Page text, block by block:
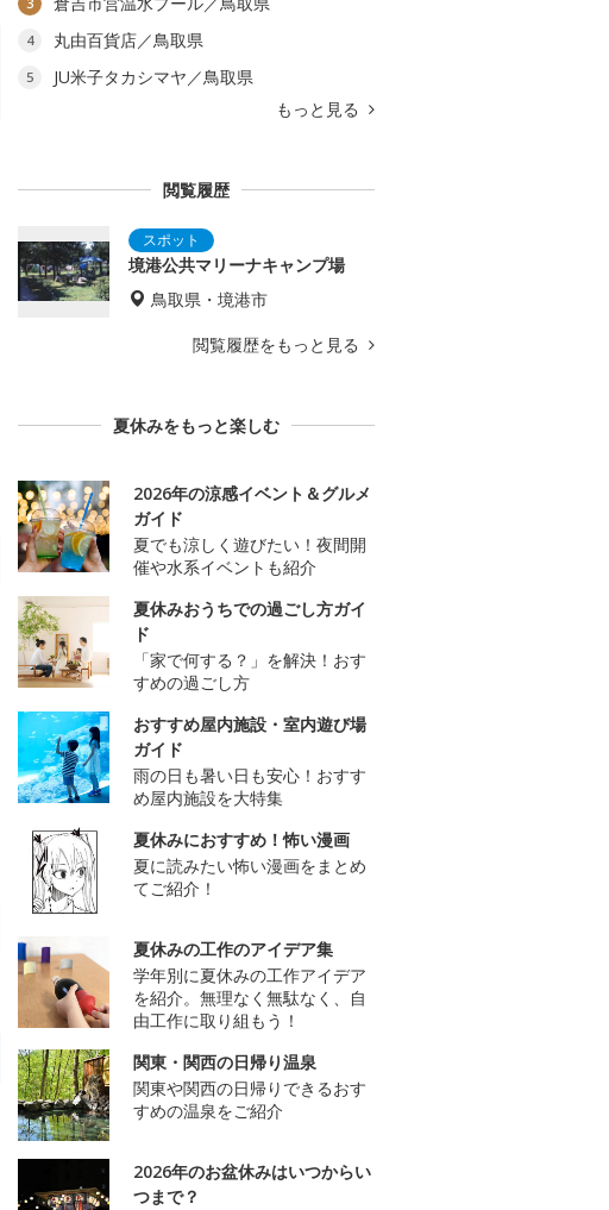
4 丸由百貨店／鳥取県
5
JU米子タカシマヤ／鳥取県
もっと見る
閲覧履歴
境港公共マリーナキャンプ場
鳥取県・境港市
閲覧履歴をもっと見る
夏休みをもっと楽しむ
2026年の涼感イベント＆グルメ
ガイド
夏でも涼しく遊びたい！夜間開
催や水系イベントも紹介
夏休みおうちでの過ごし方ガイ
ド
「家で何する？」を解決！おす
すめの過ごし方
おすすめ屋内施設・室内遊び場
ガイド
雨の日も暑い日も安心！おすす
め屋内施設を大特集
夏休みにおすすめ！怖い漫画
夏に読みたい怖い漫画をまとめ
てご紹介！
夏休みの工作のアイデア集
学年別に夏休みの工作アイデア
を紹介。無理なく無駄なく、自
由工作に取り組もう！
関東・関西の日帰り温泉
関東や関西の日帰りできるおす
すめの温泉をご紹介
2026年のお盆休みはいつからい
つまで？